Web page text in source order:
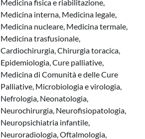
Medicina fisica e riabilitazione,
Medicina interna, Medicina legale,
Medicina nucleare, Medicina termale,
Medicina trasfusionale,
Cardiochirurgia, Chirurgia toracica,
Epidemiologia, Cure palliative,
Medicina di Comunità e delle Cure
Palliative, Microbiologia e virologia,
Nefrologia, Neonatologia,
Neurochirurgia, Neurofisiopatologia,
Neuropsichiatria infantile,
Neuroradiologia, Oftalmologia,